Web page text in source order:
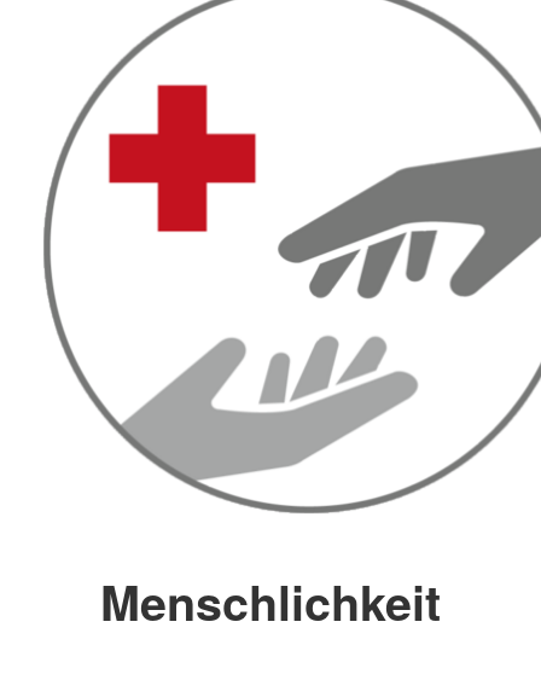
Menschlichkeit